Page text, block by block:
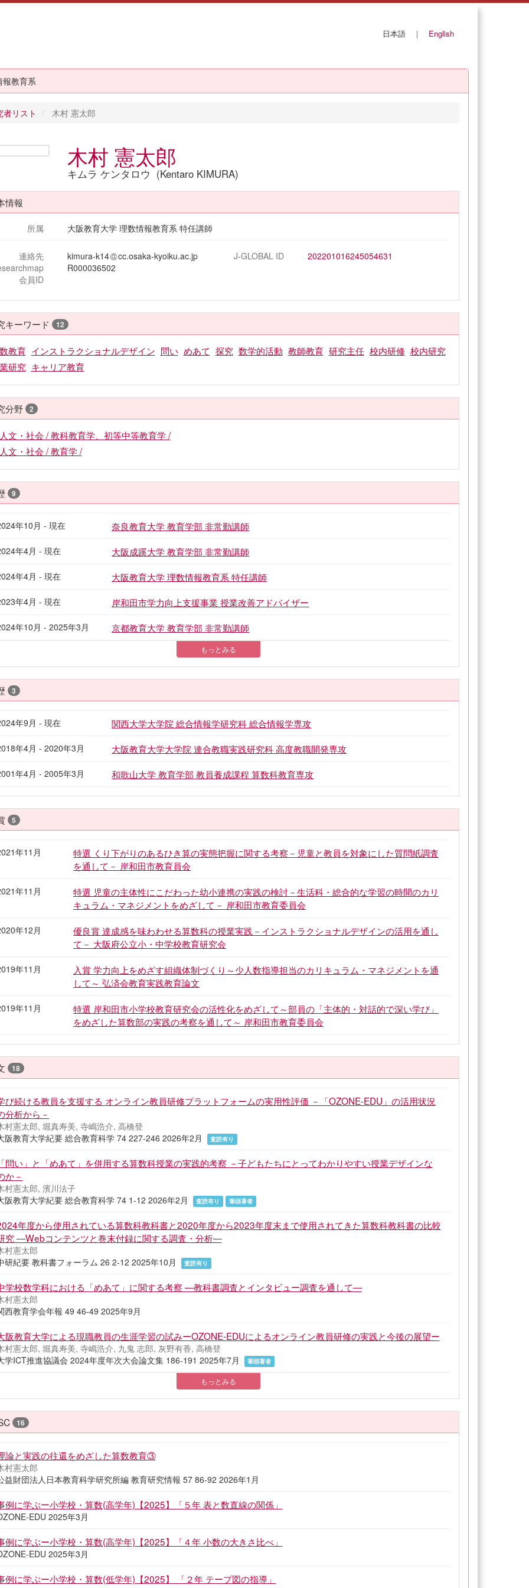
日本語 ｜ English
報教育系
者リスト 木村 憲太郎
木村 憲太郎
キムラ ケンタロウ (Kentaro KIMURA)
情報
所属 大阪教育大学 理数情報教育系 特任講師
連絡先 kimura-k14 cc.osaka-kyoiku.ac.jp J-GLOBAL ID
202201016245054631
会員ID
R000036502
キーワード 12
教育 インストラクショナルデザイン 問い めあて 探究 数学的活動 教師教育 研究主任 校内研修 校内研究
研究 キャリア教育
分野 2
文・社会 / 教科教育学、初等中等教育学 /
文・社会 / 教育学 /
9
年10月 - 現在 奈良教育大学 教育学部 非常勤講師
年4月 - 現在 大阪成蹊大学 教育学部 非常勤講師
年4月 - 現在 大阪教育大学 理数情報教育系 特任講師
年4月 - 現在 岸和田市学力向上支援事業 授業改善アドバイザー
年10月 - 2025年3月 京都教育大学 教育学部 非常勤講師
もっとみる
3
年9月 - 現在 関西大学大学院 総合情報学研究科 総合情報学専攻
年4月 - 2020年3月 大阪教育大学大学院 連合教職実践研究科 高度教職開発専攻
年4月 - 2005年3月 和歌山大学 教育学部 教員養成課程 算数科教育専攻
5
年11月
特選 くり下がりのあるひき算の実態把握に関する考察－児童と教員を対象にした質問紙調査
を通して－ 岸和田市教育員会
年11月
特選 児童の主体性にこだわった幼小連携の実践の検討－生活科・総合的な学習の時間のカリ
キュラム・マネジメントをめざして－ 岸和田市教育委員会
年12月
優良賞 達成感を味わわせる算数科の授業実践－インストラクショナルデザインの活用を通し
て－ 大阪府公立小・中学校教育研究会
年11月
入賞 学力向上をめざす組織体制づくり～少人数指導担当のカリキュラム・マネジメントを通
して～ 弘済会教育実践教育論文
年11月
特選 岸和田市小学校教育研究会の活性化をめざして～部員の「主体的・対話的で深い学び」
をめざした算数部の実践の考察を通して～ 岸和田市教育委員会
18
び続ける教員を支援する オンライン教員研修プラットフォームの実用性評価 －「OZONE-EDU」の活用状況
分析から－
村憲太郎, 堀真寿美, 寺嶋浩介, 高橋登
阪教育大学紀要 総合教育科学 74 227-246 2026年2月
査読有り
問い」と「めあて」を併用する算数科授業の実践的考察 －子どもたちにとってわかりやすい授業デザインな
か－
村憲太郎, 濱川法子
阪教育大学紀要 総合教育科学 74 1-12 2026年2月
査読有り 筆頭著者
年度から使用されている算数科教科書と2020年度から2023年度末まで使用されてきた算数科教科書の比較
究 ―Webコンテンツと巻末付録に関する調査・分析―
村憲太郎
研紀要 教科書フォーラム 26 2-12 2025年10月
査読有り
学校数学科における「めあて」に関する考察 ―教科書調査とインタビュー調査を通して―
村憲太郎
西教育学会年報 49 46-49 2025年9月
阪教育大学による現職教員の生涯学習の試みーOZONE-EDUによるオンライン教員研修の実践と今後の展望ー
村憲太郎, 堀真寿美, 寺嶋浩介, 九鬼 志郎, 灰野有香, 高橋登
学ICT推進協議会 2024年度年次大会論文集 186-191 2025年7月
筆頭著者
もっとみる
16
論と実践の往還をめざした算数教育③
村憲太郎
益財団法人日本教育科学研究所編 教育研究情報 57 86-92 2026年1月
例に学ぶー小学校・算数(高学年)【2025】「５年 表と数直線の関係」
EDU 2025年3月
例に学ぶー小学校・算数(高学年)【2025】「４年 小数の大きさ比べ」
EDU 2025年3月
例に学ぶー小学校・算数(低学年)【2025】 「２年 テープ図の指導」